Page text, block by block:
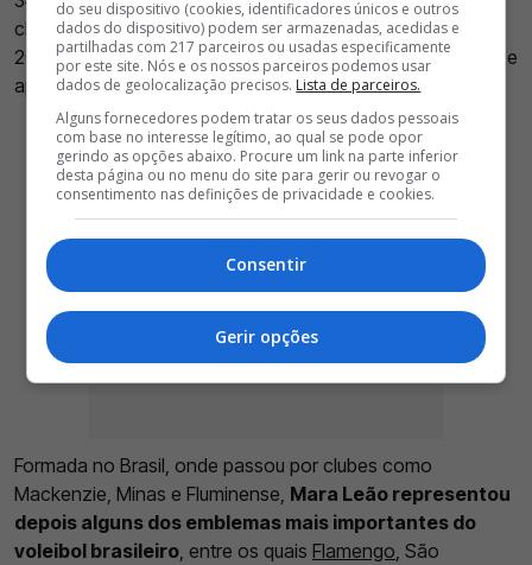
chega à Luz para reforçar o conjunto encarnado em
2026/27. A experiente central chega do Uniersitario (Peru) e
apresenta um currículo de enorme destaque.
Formada no Brasil, onde passou por clubes como
Mackenzie, Minas e Fluminense, Mara Leão representou
depois alguns dos emblemas mais importantes do
voleibol brasileiro , entre os quais Flamengo , São
do seu dispositivo (cookies, identificadores únicos e outros
dados do dispositivo) podem ser armazenadas, acedidas e
partilhadas com 217 parceiros ou usadas especificamente
por este site. Nós e os nossos parceiros podemos usar
dados de geolocalização precisos. Lista de parceiros.
Alguns fornecedores podem tratar os seus dados pessoais
com base no interesse legítimo, ao qual se pode opor
gerindo as opções abaixo. Procure um link na parte inferior
desta página ou no menu do site para gerir ou revogar o
consentimento nas definições de privacidade e cookies.
Consentir
Gerir opções